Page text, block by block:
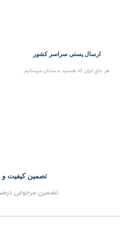
ارسال پستی سراسر کشور
هر جای ایران که هستید بدستتان میرسانیم
تصمین کیفیت و
تضمین مرجوعی